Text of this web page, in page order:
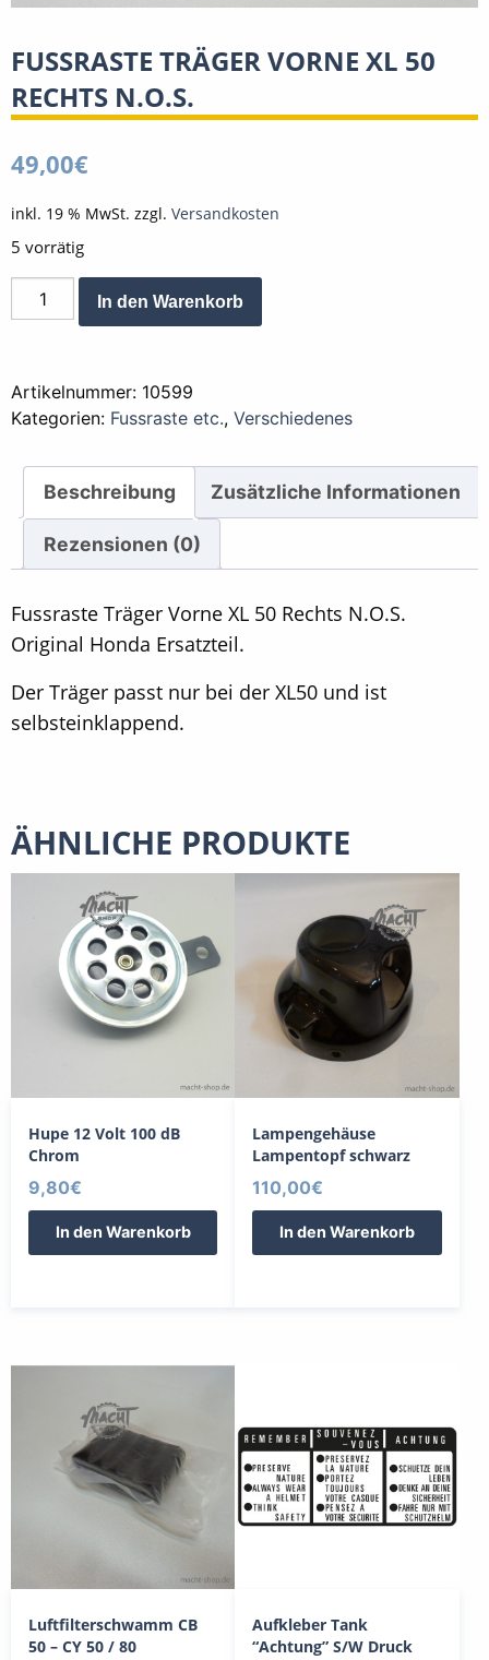
FUSSRASTE TRÄGER VORNE XL 50
RECHTS N.O.S.
49,00€
inkl. 19 % MwSt. zzgl. Versandkosten
5 vorrätig
Fussraste
Träger
50
Rechts
Menge
In den Warenkorb
Artikelnummer: 10599
Kategorien: Fussraste etc., Verschiedenes
Beschreibung Zusätzliche Informationen
Rezensionen (0)
Fussraste Träger Vorne XL 50 Rechts N.O.S.
Original Honda Ersatzteil.
Der Träger passt nur bei der XL50 und ist
selbsteinklappend.
ÄHNLICHE PRODUKTE
Hupe 12 Volt 100 dB
Chrom
9,80€
In den Warenkorb
Lampengehäuse
Lampentopf schwarz
110,00€
In den Warenkorb
Luftfilterschwamm CB
50 – CY 50 / 80
Aufkleber Tank
“Achtung” S/W Druck